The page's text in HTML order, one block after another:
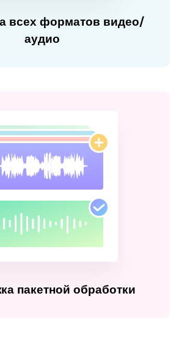
всех форматов видео/
аудио
1000 медиаформатов; моментальное
шума из файлов MP4 или MP3.
СКАЧАТЬ БЕСПЛАТНО
пакетной обработки